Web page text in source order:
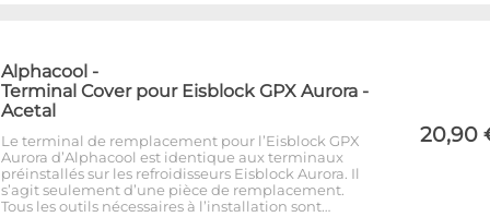
Alphacool -
Terminal Cover pour Eisblock GPX Aurora -
Acetal
Le terminal de remplacement pour l’Eisblock GPX
Aurora d’Alphacool est identique aux terminaux
préinstallés sur les refroidisseurs Eisblock Aurora. Il
s’agit seulement d’une pièce de remplacement.
Tous les outils nécessaires à l’installation sont…
20,90